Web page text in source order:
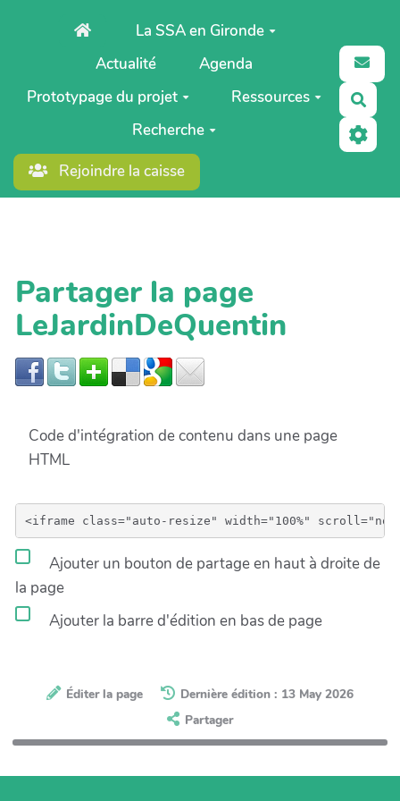
Aller au contenu principalLa SSA en Gironde
Actualité
Agenda
Prototypage du projet
Ressources
Recherche
Rejoindre la caisse
Partager la page
LeJardinDeQuentin
Code d'intégration de contenu dans une page
HTML
Ajouter un bouton de partage en haut à droite de
la page
Ajouter la barre d'édition en bas de page
Éditer la page
Dernière édition : 13 May 2026
Partager